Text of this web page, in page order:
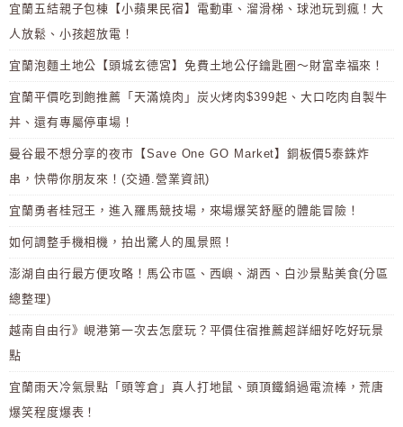
宜蘭五結親子包棟【小蘋果民宿】電動車、溜滑梯、球池玩到瘋！大
人放鬆、小孩超放電！
宜蘭泡麵土地公【頭城玄德宮】免費土地公仔鑰匙圈～財富幸福來！
宜蘭平價吃到飽推薦「天滿燒肉」炭火烤肉$399起、大口吃肉自製牛
丼、還有專屬停車場！
曼谷最不想分享的夜市【Save One GO Market】銅板價5泰銖炸
串，快帶你朋友來！(交通.營業資訊)
宜蘭勇者桂冠王，進入羅馬競技場，來場爆笑舒壓的體能冒險！
如何調整手機相機，拍出驚人的風景照！
澎湖自由行最方便攻略！馬公市區、西嶼、湖西、白沙景點美食(分區
總整理)
越南自由行》峴港第一次去怎麼玩？平價住宿推薦超詳細好吃好玩景
點
宜蘭雨天冷氣景點「頭等倉」真人打地鼠、頭頂鐵鍋過電流棒，荒唐
爆笑程度爆表！